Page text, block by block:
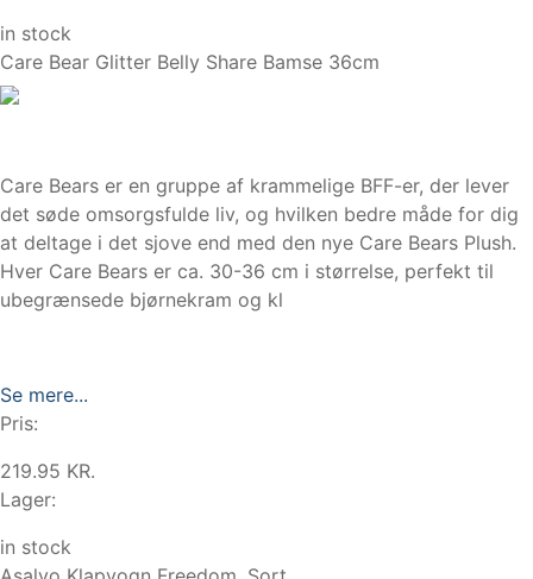
in stock
Care Bear Glitter Belly Share Bamse 36cm
Care Bears er en gruppe af krammelige BFF-er, der lever
det søde omsorgsfulde liv, og hvilken bedre måde for dig
at deltage i det sjove end med den nye Care Bears Plush.
Hver Care Bears er ca. 30-36 cm i størrelse, perfekt til
ubegrænsede bjørnekram og kl
Se mere...
Pris:
219.95 KR.
Lager:
in stock